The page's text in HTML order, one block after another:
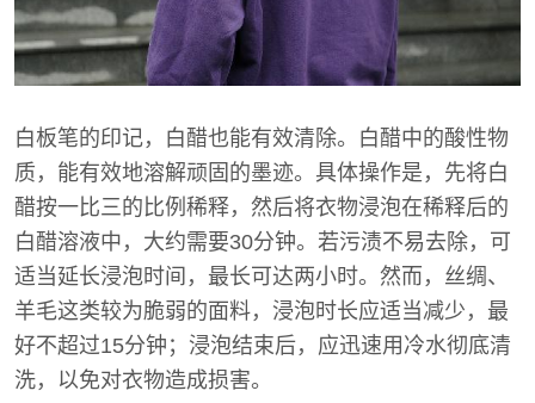
白板笔的印记，白醋也能有效清除。白醋中的酸性物
质，能有效地溶解顽固的墨迹。具体操作是，先将白
醋按一比三的比例稀释，然后将衣物浸泡在稀释后的
白醋溶液中，大约需要30分钟。若污渍不易去除，可
适当延长浸泡时间，最长可达两小时。然而，丝绸、
羊毛这类较为脆弱的面料，浸泡时长应适当减少，最
好不超过15分钟；浸泡结束后，应迅速用冷水彻底清
洗，以免对衣物造成损害。